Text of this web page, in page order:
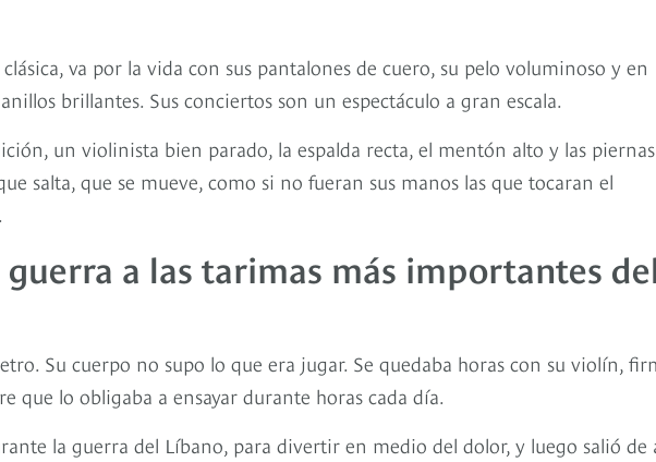
va por la vida con sus pantalones de cuero, su pelo voluminoso y en
brillantes. Sus conciertos son un espectáculo a gran escala.
un violinista bien parado, la espalda recta, el mentón alto y las piernas
salta, que se mueve, como si no fueran sus manos las que tocaran el
a las tarimas más importantes
Su cuerpo no supo lo que era jugar. Se quedaba horas con su violín,
que lo obligaba a ensayar durante horas cada día.
la guerra del Líbano, para divertir en medio del dolor, y luego salió de